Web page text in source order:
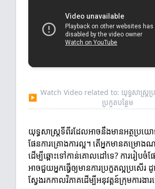
▶
Watch Video related to: យុទ្ធសាស្ត្រប្រ
ប្រកួតបន្ថែម
យុទ្ធសាស្ត្រទីពីរដែលអាចនឹងមានអត្ថប្រយោ
ផែនការ​គ្រោងការល្អ។ តើអ្នកមានគម្រោ
ដើម្បីឆ្ពោះទៅកាន់គោលដៅទេ? ការរៀបចំផ
អាចជួយអ្នកធ្វើឲ្យមានការប្រកួតល្អប្រសើរ ដូច្
ស្វែងរកកាលវិភាគដើម្បីអនុវត្តន៍ក្រុមការងារ